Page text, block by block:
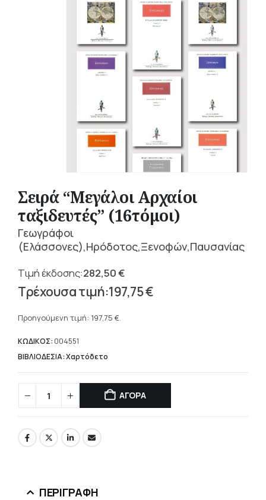
Σειρά “Μεγάλοι Αρχαίοι
ταξιδευτές” (16τόμοι)
Γεωγράφοι
(Ελάσσονες),Ηρόδοτος,Ξενοφών,Παυσανίας
282,50€
Original
price
282,50 €.
197,75€
τρέχουσα
είναι:
197,75 €.
Προηγούμενη τιμή: 197,75 €.
ΚΩΔΙΚΟΣ: 004551
ΒΙΒΛΙΟΔΕΣΙΑ: Χαρτόδετο
ΑΓΟΡΑ
ΠΕΡΙΓΡΑΦΉ